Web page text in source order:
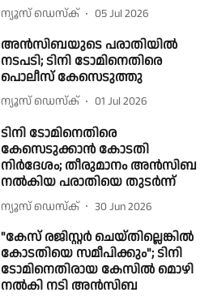
ന്യൂസ് ഡെസ്ക് 05 Jul 2026
അൻസിബയുടെ പരാതിയില്‍
നടപടി; ടിനി ടോമിനെതിരെ
പൊലീസ് കേസെടുത്തു
ന്യൂസ് ഡെസ്ക് 01 Jul 2026
ടിനി ടോമിനെതിരെ
കേസെടുക്കാൻ കോടതി
നിർദേശം; തീരുമാനം അൻസിബ
നൽകിയ പരാതിയെ തുടർന്ന്
ന്യൂസ് ഡെസ്ക് 30 Jun 2026
"കേസ് രജിസ്റ്റർ ചെയ്തില്ലെങ്കിൽ
കോടതിയെ സമീപിക്കും"; ടിനി
ടോമിനെതിരായ കേസിൽ മൊഴി
നൽകി നടി അൻസിബ